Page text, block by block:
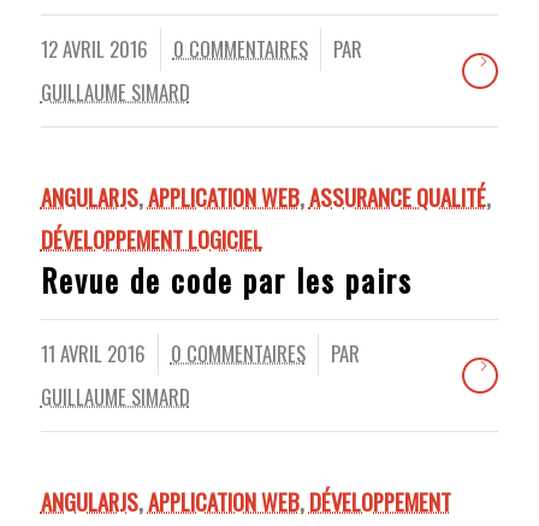
12 AVRIL 2016 0 COMMENTAIRES
/
PAR
GUILLAUME SIMARD
ANGULARJS,APPLICATION WEB,ASSURANCE QUALITÉ,
DÉVELOPPEMENT LOGICIEL
Revue de code par les pairs
11 AVRIL 2016 0 COMMENTAIRES
/
PAR
GUILLAUME SIMARD
ANGULARJS,APPLICATION WEB,DÉVELOPPEMENT